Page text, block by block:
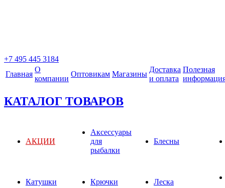
+7 495 445 3184
Главная
О
компании
Оптовикам Магазины
Доставка
и оплата
Полезная
КАТАЛОГ ТОВАРОВ
АКЦИИ
Аксессуары
для
рыбалки
Блесны
Катушки Крючки Леска